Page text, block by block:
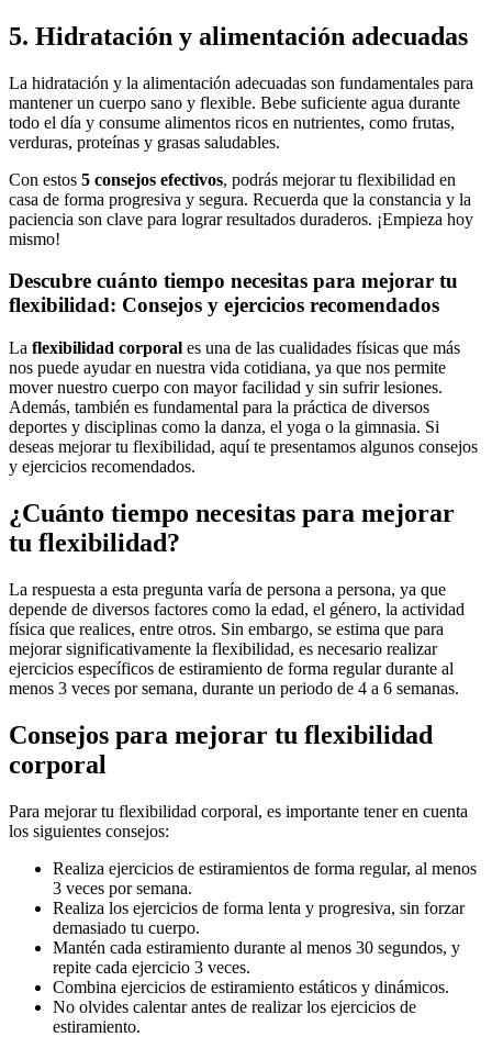
5. Hidratación y alimentación adecuadas
La hidratación y la alimentación adecuadas son fundamentales para
mantener un cuerpo sano y flexible. Bebe suficiente agua durante
todo el día y consume alimentos ricos en nutrientes, como frutas,
verduras, proteínas y grasas saludables.
Con estos 5 consejos efectivos, podrás mejorar tu flexibilidad en
casa de forma progresiva y segura. Recuerda que la constancia y la
paciencia son clave para lograr resultados duraderos. ¡Empieza hoy
mismo!
Descubre cuánto tiempo necesitas para mejorar tu
flexibilidad: Consejos y ejercicios recomendados
La flexibilidad corporal es una de las cualidades físicas que más
nos puede ayudar en nuestra vida cotidiana, ya que nos permite
mover nuestro cuerpo con mayor facilidad y sin sufrir lesiones.
Además, también es fundamental para la práctica de diversos
deportes y disciplinas como la danza, el yoga o la gimnasia. Si
deseas mejorar tu flexibilidad, aquí te presentamos algunos consejos
y ejercicios recomendados.
¿Cuánto tiempo necesitas para mejorar
tu flexibilidad?
La respuesta a esta pregunta varía de persona a persona, ya que
depende de diversos factores como la edad, el género, la actividad
física que realices, entre otros. Sin embargo, se estima que para
mejorar significativamente la flexibilidad, es necesario realizar
ejercicios específicos de estiramiento de forma regular durante al
menos 3 veces por semana, durante un periodo de 4 a 6 semanas.
Consejos para mejorar tu flexibilidad
corporal
Para mejorar tu flexibilidad corporal, es importante tener en cuenta
los siguientes consejos:
Realiza ejercicios de estiramientos de forma regular, al menos
3 veces por semana.
Realiza los ejercicios de forma lenta y progresiva, sin forzar
demasiado tu cuerpo.
Mantén cada estiramiento durante al menos 30 segundos, y
repite cada ejercicio 3 veces.
Combina ejercicios de estiramiento estáticos y dinámicos.
No olvides calentar antes de realizar los ejercicios de
estiramiento.